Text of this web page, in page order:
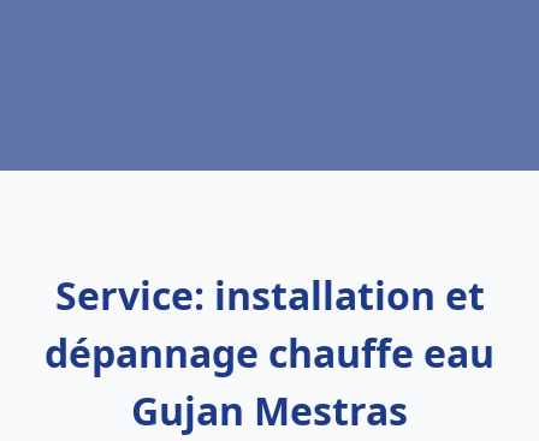
Service: installation et
dépannage chauffe eau
Gujan Mestras